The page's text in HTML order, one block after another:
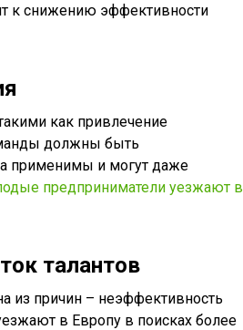
к снижению эффективности
как привлечение
должны быть
применимы и могут даже
предприниматели уезжают в
талантов
из причин – неэффективность
в Европу в поисках более